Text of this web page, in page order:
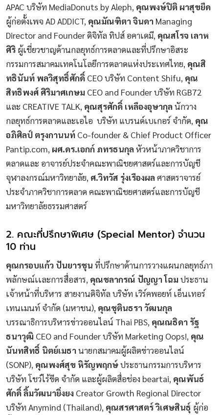
APAC บริษัท MediaDonuts by Aleph, คุณพงษ์ปิติ ผาสุขยืด
ผู้ก่อตั้งเพจ AD ADDICT, คุณมัณฑิตา จินดา Managing
Director and Founder ดิจิทัล ทิปส์ อคาเดมี, คุณสโรจ เลาห
ศิริ ผู้เชี่ยวชาญด้านกลยุทธ์การตลาดและที่ปรึกษาอิสระ
กรรมการสมาคมเทคโนโลยีการตลาดแห่งประเทศไทย, คุณสิ
ทธินันท์ พลวิสุทธิ์ศักดิ์ CEO บริษัท Content Shifu, คุณ
สิทธิพงศ์ ศิริมาศเกษม CEO and Founder บริษัท RGB72
และ CREATIVE TALK, คุณสุรศักดิ์ เหลืองอุษากุลนักวาง
กลยุทธ์การตลาดและเอไอ บริษัท แบรนด์เบเกอร์ จำกัด, คุณ
อภิศิลป์ ตรุงกานนท์ Co-founder & Chief Product Officer
Pantip.com, ผศ.ดร.เอกก์ ภทรธนกุลหัวหน้าภาควิชาการ
ตลาดและ อาจารย์ประจำคณะพาณิชยศาสตร์และการบัญชี
จุฬาลงกรณ์มหาวิทยาลัย, ศ.วิทวัส รุ่งเรืองผลศาสตราจารย์
ประจำภาควิชาการตลาด คณะพาณิชยศาสตร์และการบัญชี
มหาวิทยาลัยธรรมศาสตร์
2. คณะที่ปรึกษาพิเศษ (Special Mentor) จำนวน
10 ท่าน
คุณกรอบแก้ว ปันยารชุน ที่ปรึกษาด้านการวางแผนกลยุทธ์ภา
พลักษณ์เเละการสื่อสาร, คุณชลากรณ์ ปัญญา โฉมประธาน
เจ้าหน้าที่บริหาร สายงานดิจิทัล บริษัท เวิร์คพอยท์ เอ็นเทอร์
เทนเมนท์ จำกัด (มหาชน), คุณชุตินธรา วัฒนกุล
บรรณาธิการบริหารข่าวออนไลน์ Thai PBS, คุณณธิดา รัฐ
ธนาวุฒิ CEO and Founder บริษัท Marketing Oops!, คุณ
นันทสิทธิ์ นิตย์เมธานายกสมาคมผู้ผลิตข่าวออนไลน์
(SONP), คุณพงศ์สุข หิรัญพฤกษ์ประธานกรรมการบริหาร
บริษัท โชว์ไร้ขีด จำกัด และผู้ผลิตสื่อช่อง beartai, คุณพันธ์
ศักดิ์ ลิ้มวัฒนายิ่งยง Creator Growth Regional Director
บริษัท Anymind (Thailand), คุณสรศาสตร์ วิเศษสินธุ์ ผู้ก่อ